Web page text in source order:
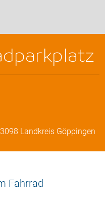
Landkreis Göppingen
Fahrrad